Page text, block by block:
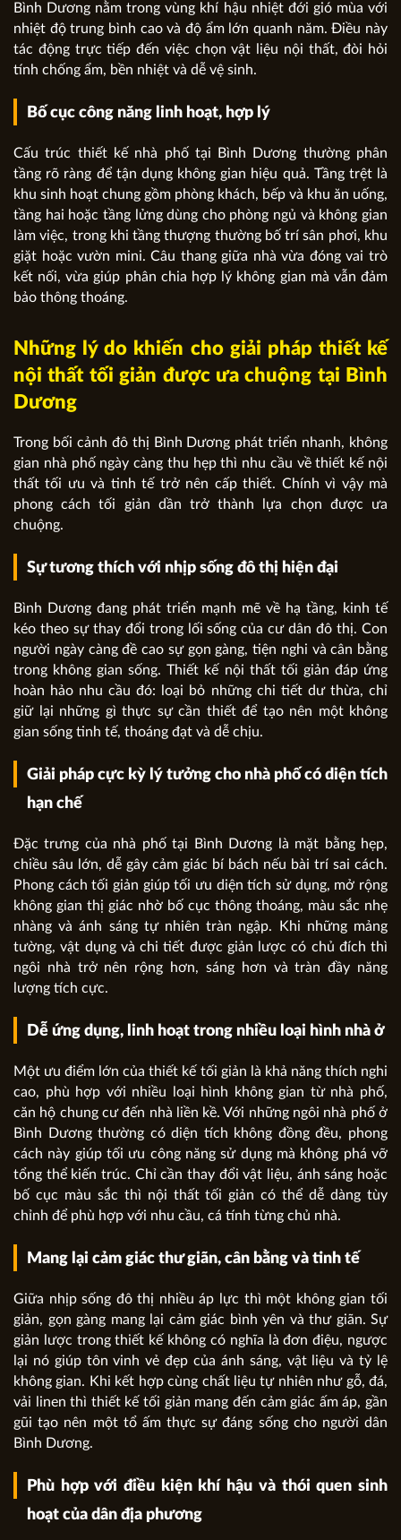
Bình Dương nằm trong vùng khí hậu nhiệt đới gió mùa với
nhiệt độ trung bình cao và độ ẩm lớn quanh năm. Điều này
tác động trực tiếp đến việc chọn vật liệu nội thất, đòi hỏi
tính chống ẩm, bền nhiệt và dễ vệ sinh.
Bố cục công năng linh hoạt, hợp lý
Cấu trúc thiết kế nhà phố tại Bình Dương thường phân
tầng rõ ràng để tận dụng không gian hiệu quả. Tầng trệt là
khu sinh hoạt chung gồm phòng khách, bếp và khu ăn uống,
tầng hai hoặc tầng lửng dùng cho phòng ngủ và không gian
làm việc, trong khi tầng thượng thường bố trí sân phơi, khu
giặt hoặc vườn mini. Câu thang giữa nhà vừa đóng vai trò
kết nối, vừa giúp phân chia hợp lý không gian mà vẫn đảm
bảo thông thoáng.
Những lý do khiến cho giải pháp thiết kế
nội thất tối giản được ưa chuộng tại Bình
Dương
Trong bối cảnh đô thị Bình Dương phát triển nhanh, không
gian nhà phố ngày càng thu hẹp thì nhu cầu về thiết kế nội
thất tối ưu và tinh tế trở nên cấp thiết. Chính vì vậy mà
phong cách tối giản dần trở thành lựa chọn được ưa
chuộng.
Sự tương thích với nhịp sống đô thị hiện đại
Bình Dương đang phát triển mạnh mẽ về hạ tầng, kinh tế
kéo theo sự thay đổi trong lối sống của cư dân đô thị. Con
người ngày càng đề cao sự gọn gàng, tiện nghi và cân bằng
trong không gian sống. Thiết kế nội thất tối giản đáp ứng
hoàn hảo nhu cầu đó: loại bỏ những chi tiết dư thừa, chỉ
giữ lại những gì thực sự cần thiết để tạo nên một không
gian sống tinh tế, thoáng đạt và dễ chịu.
Giải pháp cực kỳ lý tưởng cho nhà phố có diện tích
hạn chế
Đặc trưng của nhà phố tại Bình Dương là mặt bằng hẹp,
chiều sâu lớn, dễ gây cảm giác bí bách nếu bài trí sai cách.
Phong cách tối giản giúp tối ưu diện tích sử dụng, mở rộng
không gian thị giác nhờ bố cục thông thoáng, màu sắc nhẹ
nhàng và ánh sáng tự nhiên tràn ngập. Khi những mảng
tường, vật dụng và chi tiết được giản lược có chủ đích thì
ngôi nhà trở nên rộng hơn, sáng hơn và tràn đầy năng
lượng tích cực.
Dễ ứng dụng, linh hoạt trong nhiều loại hình nhà ở
Một ưu điểm lớn của thiết kế tối giản là khả năng thích nghi
cao, phù hợp với nhiều loại hình không gian từ nhà phố,
căn hộ chung cư đến nhà liền kề. Với những ngôi nhà phố ở
Bình Dương thường có diện tích không đồng đều, phong
cách này giúp tối ưu công năng sử dụng mà không phá vỡ
tổng thể kiến trúc. Chỉ cần thay đổi vật liệu, ánh sáng hoặc
bố cục màu sắc thì nội thất tối giản có thể dễ dàng tùy
chỉnh để phù hợp với nhu cầu, cá tính từng chủ nhà.
Mang lại cảm giác thư giãn, cân bằng và tinh tế
Giữa nhịp sống đô thị nhiều áp lực thì một không gian tối
giản, gọn gàng mang lại cảm giác bình yên và thư giãn. Sự
giản lược trong thiết kế không có nghĩa là đơn điệu, ngược
lại nó giúp tôn vinh vẻ đẹp của ánh sáng, vật liệu và tỷ lệ
không gian. Khi kết hợp cùng chất liệu tự nhiên như gỗ, đá,
vải linen thì thiết kế tối giản mang đến cảm giác ấm áp, gần
gũi tạo nên một tổ ấm thực sự đáng sống cho người dân
Bình Dương.
Phù hợp với điều kiện khí hậu và thói quen sinh
hoạt của dân địa phương